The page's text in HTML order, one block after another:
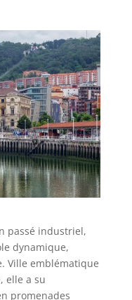
passé industriel,
dynamique,
Ville emblématique
elle a su
promenades